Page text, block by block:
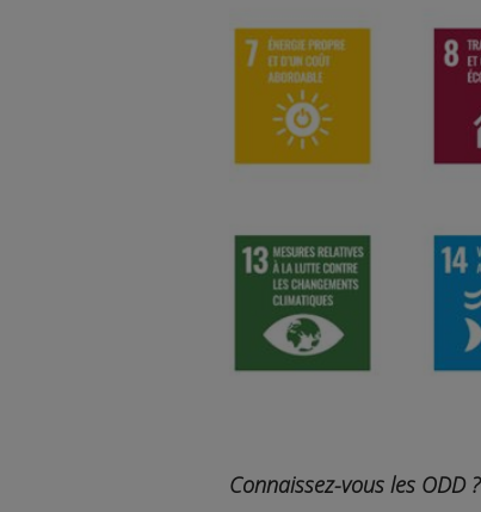
Connaissez-vous les ODD ?